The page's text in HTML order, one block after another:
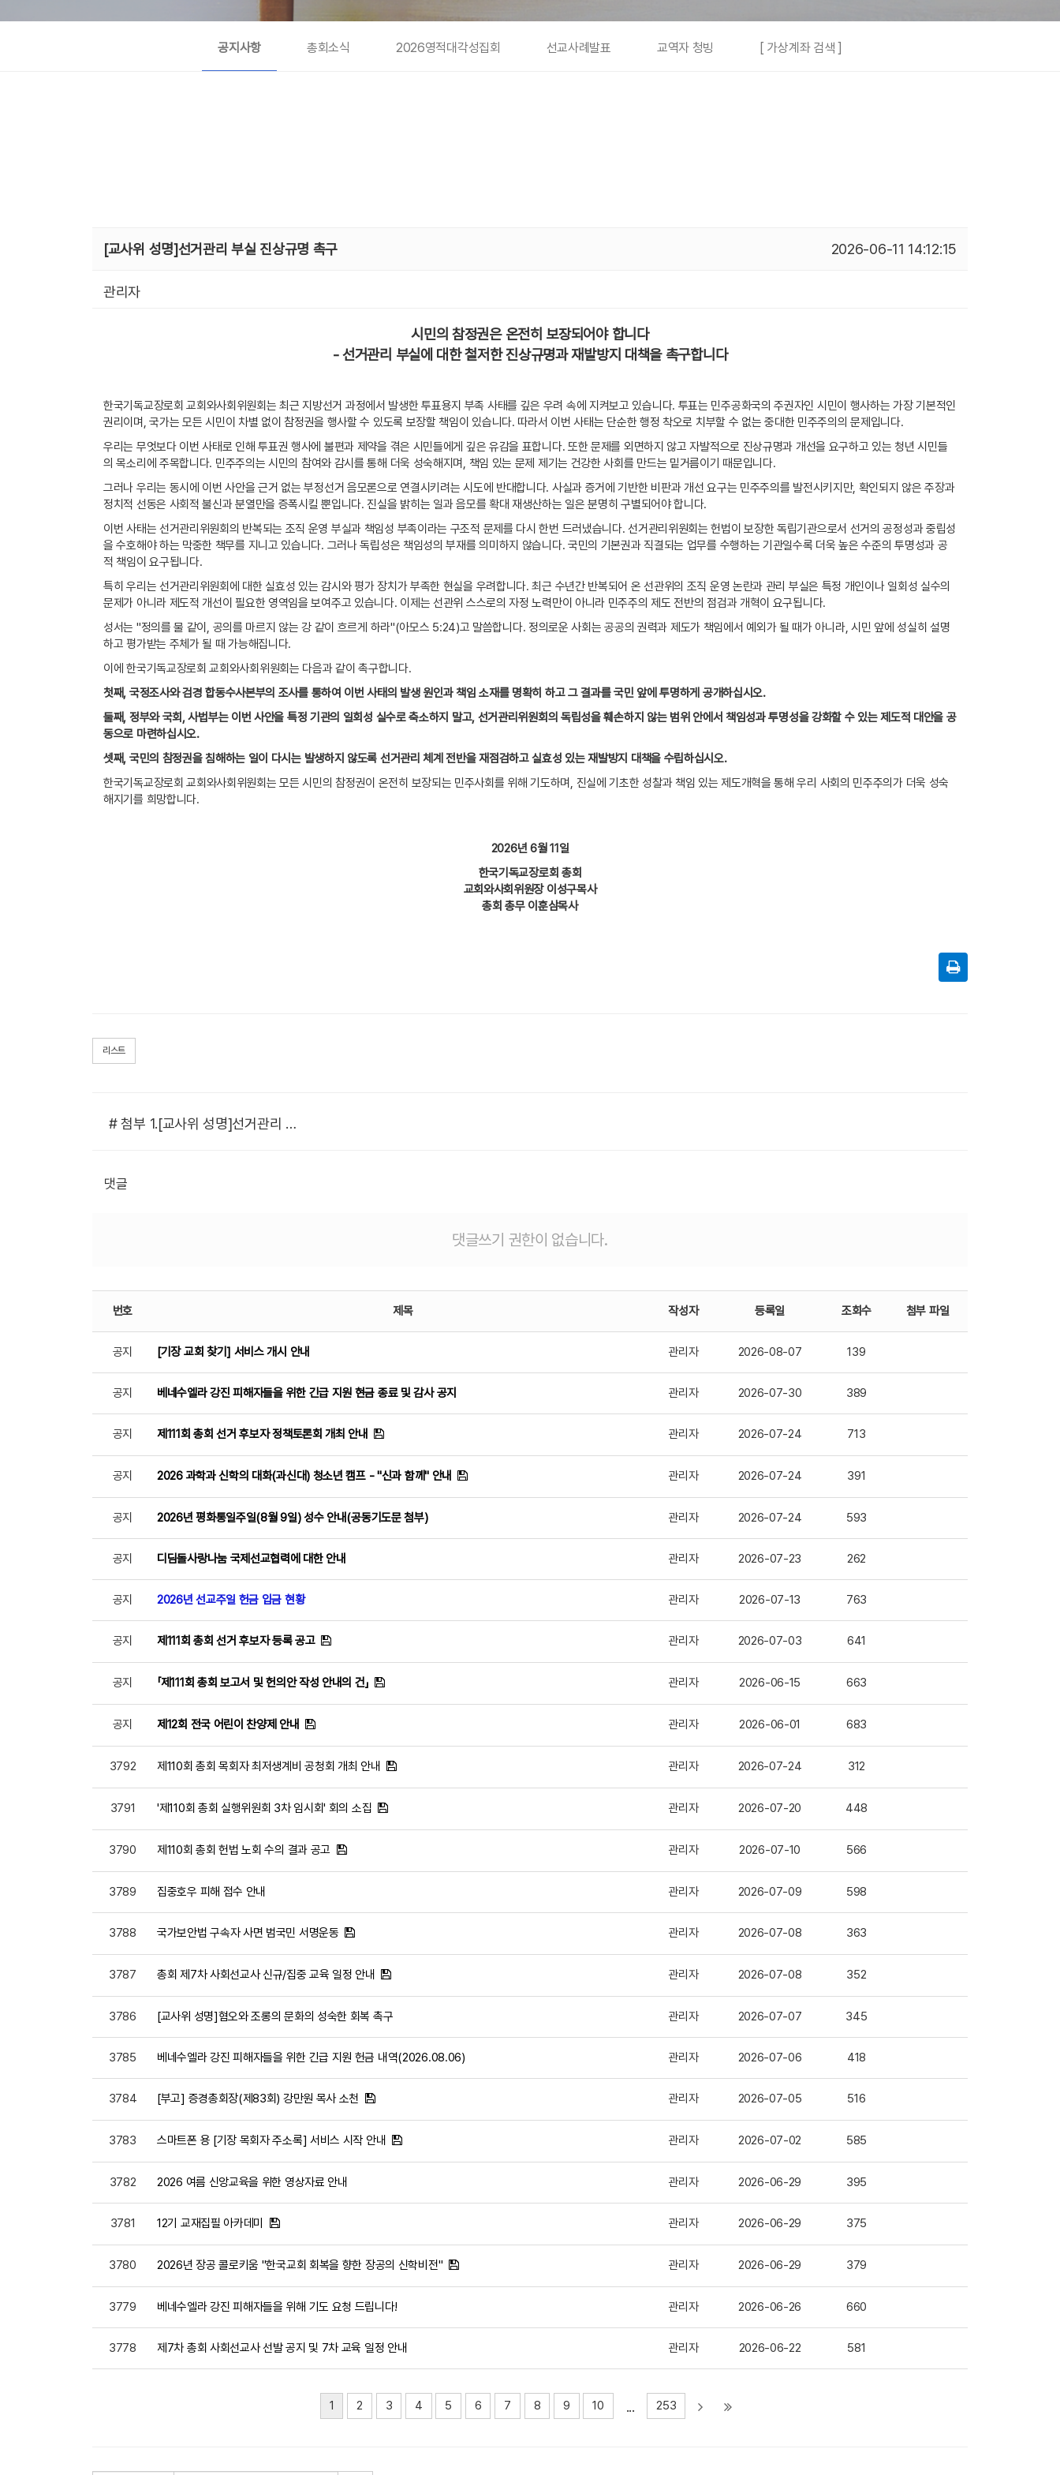
공지사항 총회소식 2026영적대각성집회 선교사례발표 교역자 청빙 [ 가상계좌 검색 ]
[교사위 성명]선거관리 부실 진상규명 촉구 2026-06-11 14:12:15
관리자
시민의 참정권은 온전히 보장되어야 합니다
-선거관리 부실에 대한 철저한 진상규명과 재발방지 대책을 촉구합니다
한국기독교장로회 교회와사회위원회는 최근 지방선거 과정에서 발생한 투표용지 부족 사태를 깊은 우려 속에 지켜보고 있습니다. 투표는 민주공화국의 주권자인 시민이 행사하는 가장 기본적인
권리이며 ,국가는 모든 시민이 차별 없이 참정권을 행사할 수 있도록 보장할 책임이 있습니다. 따라서 이번 사태는 단순한 행정 착오로 치부할 수 없는 중대한 민주주의의 문제입니다.
우리는 무엇보다 이번 사태로 인해 투표권 행사에 불편과 제약을 겪은 시민들에게 깊은 유감을 표합니다. 또한 문제를 외면하지 않고 자발적으로 진상규명과 개선을 요구하고 있는 청년 시민들
의 목소리에 주목합니다. 민주주의는 시민의 참여와 감시를 통해 더욱 성숙해지며 , 책임 있는 문제 제기는 건강한 사회를 만드는 밑거름이기 때문입니다.
그러나 우리는 동시에 이번 사안을 근거 없는 부정선거 음모론으로 연결시키려는 시도에 반대합니다. 사실과 증거에 기반한 비판과 개선 요구는 민주주의를 발전시키지만, 확인되지 않은 주장과
정치적 선동은 사회적 불신과 분열만을 증폭시킬 뿐입니다. 진실을 밝히는 일과 음모를 확대 재생산하는 일은 분명히 구별되어야 합니다.
이번 사태는 선거관리위원회의 반복되는 조직 운영 부실과 책임성 부족이라는 구조적 문제를 다시 한번 드러냈습니다.선거관리위원회는 헌법이 보장한 독립기관으로서 선거의 공정성과 중립성
을 수호해야 하는 막중한 책무를 지니고 있습니다. 그러나 독립성은 책임성의 부재를 의미하지 않습니다. 국민의 기본권과 직결되는 업무를 수행하는 기관일수록 더욱 높은 수준의 투명성과 공
적 책임이 요구됩니다.
특히 우리는 선거관리위원회에 대한 실효성 있는 감시와 평가 장치가 부족한 현실을 우려합니다.최근 수년간 반복되어 온 선관위의 조직 운영 논란과 관리 부실은 특정 개인이나 일회성 실수의
문제가 아니라 제도적 개선이 필요한 영역임을 보여주고 있습니다. 이제는 선관위 스스로의 자정 노력만이 아니라 민주주의 제도 전반의 점검과 개혁이 요구됩니다.
성서는 "정의를 물 같이 , 공의를 마르지 않는 강 같이 흐르게 하라"(아모스 5:24)고 말씀합니다. 정의로운 사회는 공공의 권력과 제도가 책임에서 예외가 될 때가 아니라, 시민 앞에 성실히 설명
하고 평가받는 주체가 될 때 가능해집니다.
이에 한국기독교장로회 교회와사회위원회는 다음과 같이 촉구합니다.
첫째, 국정조사와 검경 합동수사본부의 조사를 통하여 이번 사태의 발생 원인과 책임 소재를 명확히 하고 그 결과를 국민 앞에 투명하게 공개하십시오.
둘째, 정부와 국회 ,사법부는 이번 사안을 특정 기관의 일회성 실수로 축소하지 말고, 선거관리위원회의 독립성을 훼손하지 않는 범위 안에서 책임성과 투명성을 강화할 수 있는 제도적 대안을 공
동으로 마련하십시오.
셋째, 국민의 참정권을 침해하는 일이 다시는 발생하지 않도록 선거관리 체계 전반을 재점검하고 실효성 있는 재발방지 대책을 수립하십시오.
한국기독교장로회 교회와사회위원회는 모든 시민의 참정권이 온전히 보장되는 민주사회를 위해 기도하며 , 진실에 기초한 성찰과 책임 있는 제도개혁을 통해 우리 사회의 민주주의가 더욱 성숙
해지기를 희망합니다.
2026년6월11일
한국기독교장로회 총회
교회와사회위원장 이성구목사
총회 총무 이훈삼목사
리스트
# 첨부 1.[교사위 성명]선거관리 부실 진상규명 촉구.pdf
댓글
댓글쓰기 권한이 없습니다.
번호 제목 작성자 등록일 조회수 첨부 파일
공지 [기장 교회 찾기] 서비스 개시 안내 관리자 2026-08-07 139
공지 베네수엘라 강진 피해자들을 위한 긴급 지원 현금 종료 및 감사 공지 관리자 2026-07-30 389
공지 제111회 총회 선거 후보자 정책토론회 개최 안내 관리자 2026-07-24 713
공지 2026 과학과 신학의 대화(과신대) 청소년 캠프 - "신과 함께" 안내 관리자 2026-07-24 391
공지 2026년 평화통일주일(8월 9일) 성수 안내(공동기도문 첨부) 관리자 2026-07-24 593
공지 디딤돌사랑나눔 국제선교협력에 대한 안내 관리자 2026-07-23 262
공지 2026년 선교주일 헌금 입금 현황 관리자 2026-07-13 763
공지 제111회 총회 선거 후보자 등록 공고 관리자 2026-07-03 641
공지 「제111회 총회 보고서 및 헌의안 작성 안내의 건」 관리자 2026-06-15 663
공지 제12회 전국 어린이 찬양제 안내 관리자 2026-06-01 683
3792 제110회 총회 목회자 최저생계비 공청회 개최 안내 관리자 2026-07-24 312
3791 '제110회 총회 실행위원회 3차 임시회' 회의 소집 관리자 2026-07-20 448
3790 제110회 총회 헌법 노회 수의 결과 공고 관리자 2026-07-10 566
3789 집중호우 피해 접수 안내 관리자 2026-07-09 598
3788 국가보안법 구속자 사면 범국민 서명운동 관리자 2026-07-08 363
3787 총회 제7차 사회선교사 신규/집중 교육 일정 안내 관리자 2026-07-08 352
3786 [교사위 성명]혐오와 조롱의 문화의 성숙한 회복 촉구 관리자 2026-07-07 345
3785 베네수엘라 강진 피해자들을 위한 긴급 지원 헌금 내역(2026.08.06) 관리자 2026-07-06 418
3784 [부고] 증경총회장(제83회) 강만원 목사 소천 관리자 2026-07-05 516
3783 스마트폰 용 [기장 목회자 주소록] 서비스 시작 안내 관리자 2026-07-02 585
3782 2026 여름 신앙교육을 위한 영상자료 안내 관리자 2026-06-29 395
3781 12기 교재집필 아카데미 관리자 2026-06-29 375
3780 2026년 장공 콜로키움 "한국교회 회복을 향한 장공의 신학비전" 관리자 2026-06-29 379
3779 베네수엘라 강진 피해자들을 위해 기도 요청 드립니다! 관리자 2026-06-26 660
3778 제7차 총회 사회선교사 선발 공지 및 7차 교육 일정 안내 관리자 2026-06-22 581
1 2 3 4 5 6 7 8 9 10 ... 253